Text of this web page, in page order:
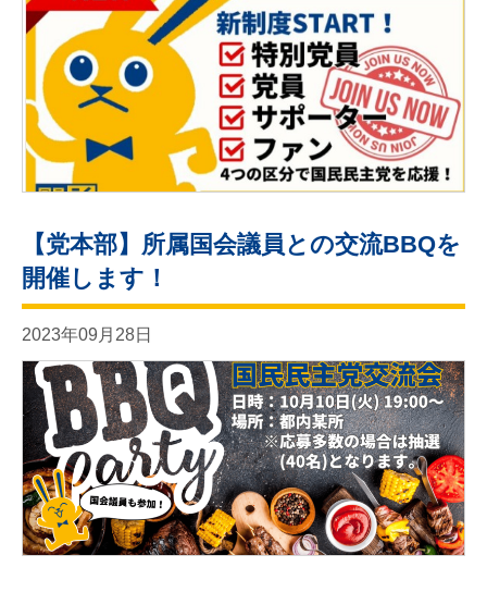
【党本部】所属国会議員との交流BBQを
開催します！
2023年09月28日